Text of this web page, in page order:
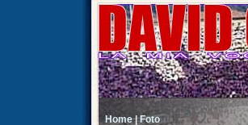
Home | Foto